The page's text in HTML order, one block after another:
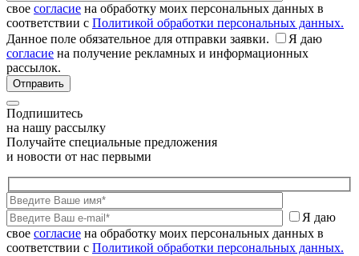
свое согласие на обработку моих персональных данных в
соответствии с Политикой обработки персональных данных.
Данное поле обязательное для отправки заявки.
Я даю
согласие на получение рекламных и информационных
рассылок.
Подпишитесь
на нашу рассылку
Получайте специальные предложения
и новости от нас первыми
Я даю
свое согласие на обработку моих персональных данных в
соответствии с Политикой обработки персональных данных.